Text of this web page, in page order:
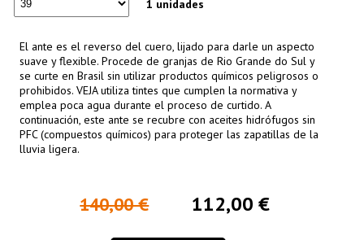
1 unidades
El ante es el reverso del cuero, lijado para darle un aspecto
suave y flexible. Procede de granjas de Rio Grande do Sul y
se curte en Brasil sin utilizar productos químicos peligrosos o
prohibidos. VEJA utiliza tintes que cumplen la normativa y
emplea poca agua durante el proceso de curtido. A
continuación, este ante se recubre con aceites hidrófugos sin
PFC (compuestos químicos) para proteger las zapatillas de la
lluvia ligera.
140,00 € 112,00 €